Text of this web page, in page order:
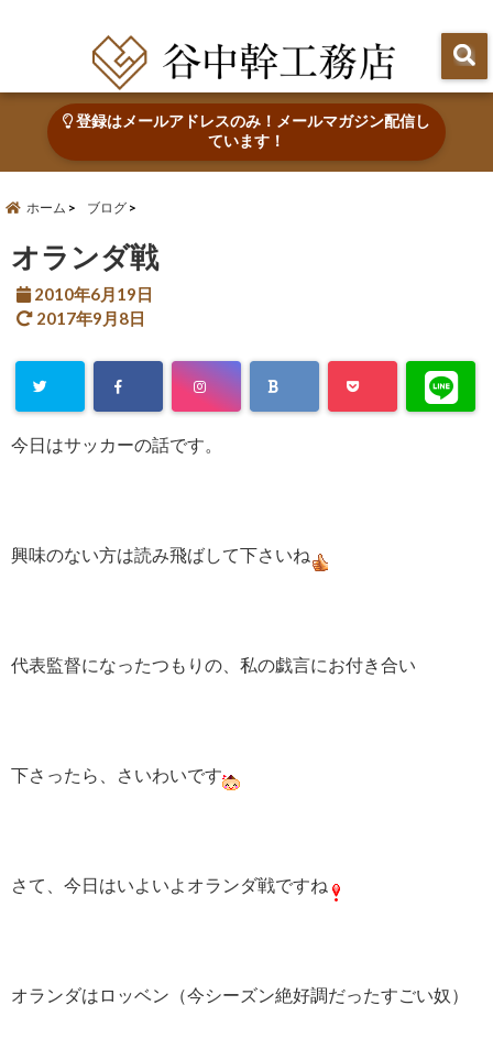
登録はメールアドレスのみ！メールマガジン配信し
ています！
ホーム ブログ
オランダ戦
2010年6月19日
2017年9月8日
今日はサッカーの話です。
興味のない方は読み飛ばして下さいね
代表監督になったつもりの、私の戯言にお付き合い
下さったら、さいわいです
さて、今日はいよいよオランダ戦ですね
オランダはロッベン（今シーズン絶好調だったすごい奴）